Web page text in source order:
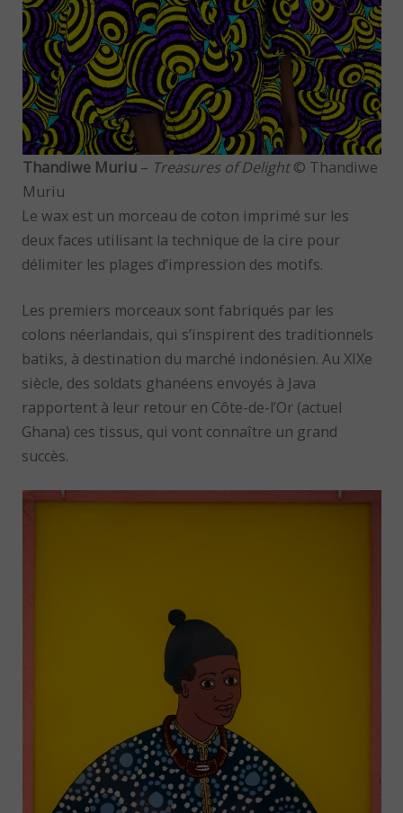
Thandiwe Muriu– Treasures of Delight© Thandiwe
Muriu
Le wax est un morceau de coton imprimé sur les
deux faces utilisant la technique de la cire pour
délimiter les plages d’impression des motifs.
Les premiers morceaux sont fabriqués par les
colons néerlandais, qui s’inspirent des traditionnels
batiks, à destination du marché indonésien. Au XIXe
siècle, des soldats ghanéens envoyés à Java
rapportent à leur retour en Côte-de-l’Or (actuel
Ghana) ces tissus, qui vont connaître un grand
succès.